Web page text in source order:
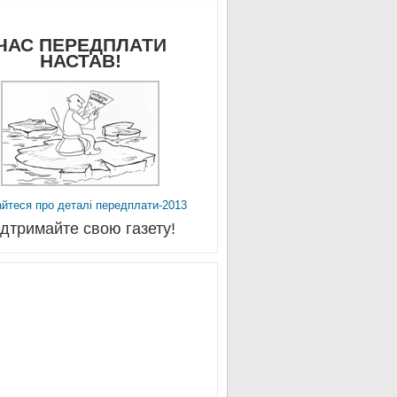
ПЕРЕДПЛАТИ
НАСТАВ!
про деталі передплати-2013
свою газету!